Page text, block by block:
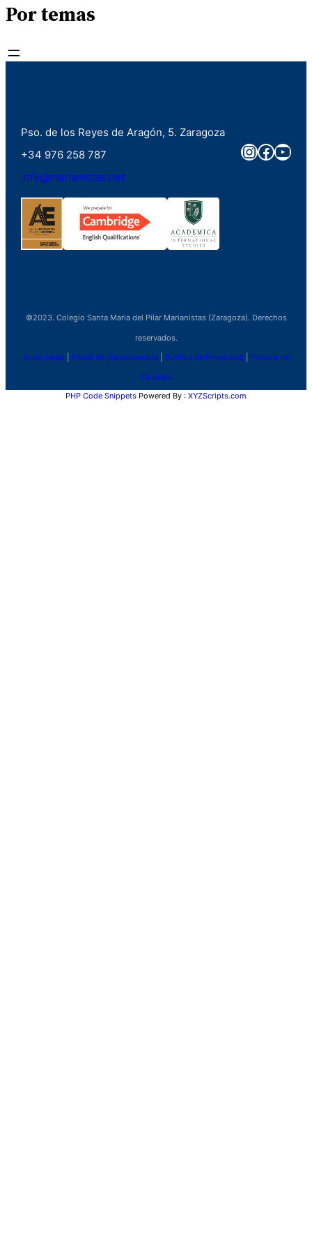
Por temas
Pso. de los Reyes de Aragón, 5. Zaragoza
+34 976 258 787
info@marianistas.net
©2023. Colegio Santa Maria del Pilar Marianistas (Zaragoza). Derechos
reservados.
Aviso Legal Portal de Transparencia Política de Privacidad Política de
Cookies
PHP Code Snippets Powered By : XYZScripts.com